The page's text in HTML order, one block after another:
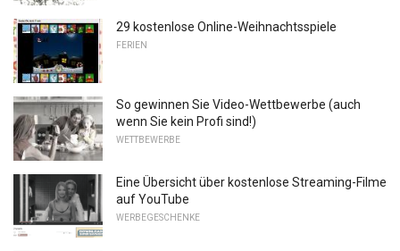
29 kostenlose Online-Weihnachtsspiele
FERIEN
So gewinnen Sie Video-Wettbewerbe (auch
wenn Sie kein Profi sind!)
WETTBEWERBE
Eine Übersicht über kostenlose Streaming-Filme
auf YouTube
WERBEGESCHENKE